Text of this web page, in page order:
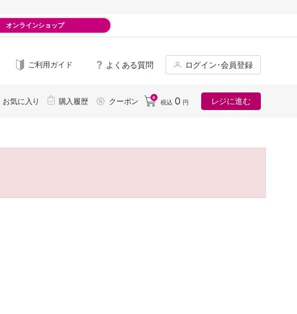
オンラインショップ
ご利用ガイド よくある質問 ログイン･会員登録
お気に入り 購入履歴 クーポン 0
税込 0 円 レジに進む